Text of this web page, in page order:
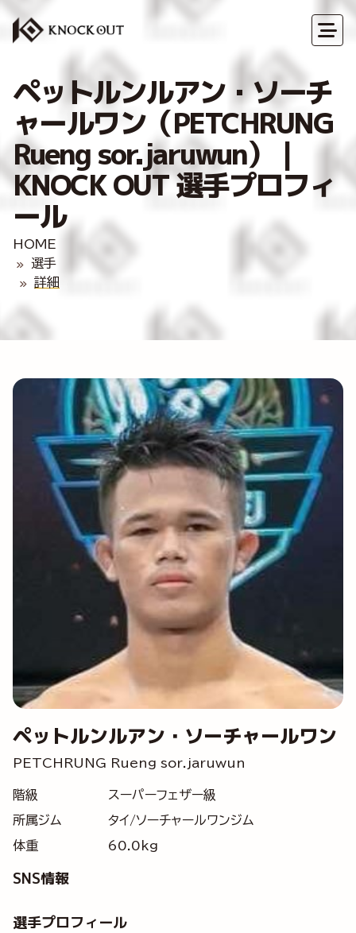
ペットルンルアン・ソーチ
ャールワン（PETCHRUNG
Rueng sor.jaruwun）｜
KNOCK OUT 選手プロフィ
ール
HOME
選手
詳細
ペットルンルアン・ソーチャールワン
PETCHRUNG Rueng sor.jaruwun
階級
スーパーフェザー級
所属ジム
タイ/ソーチャールワンジム
体重
60.0kg
SNS情報
選手プロフィール